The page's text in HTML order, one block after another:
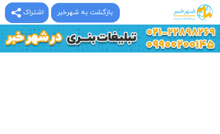
اشتراک بازگشت به شهرخبر